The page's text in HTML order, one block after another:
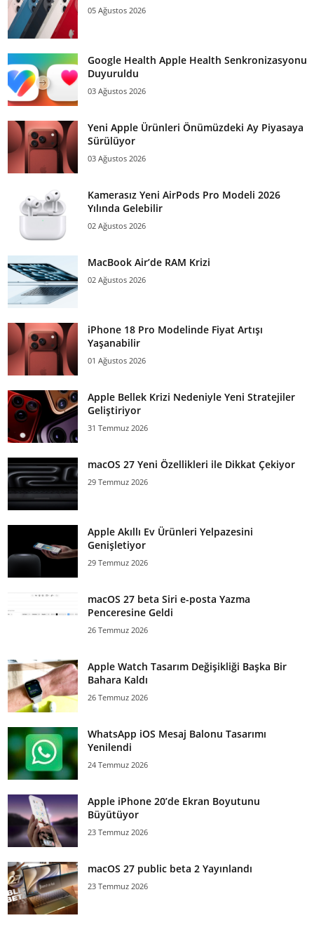
05 Ağustos 2026
Google Health Apple Health Senkronizasyonu
Duyuruldu
03 Ağustos 2026
Yeni Apple Ürünleri Önümüzdeki Ay Piyasaya
Sürülüyor
03 Ağustos 2026
Kamerasız Yeni AirPods Pro Modeli 2026
Yılında Gelebilir
02 Ağustos 2026
MacBook Air’de RAM Krizi
02 Ağustos 2026
iPhone 18 Pro Modelinde Fiyat Artışı
Yaşanabilir
01 Ağustos 2026
Apple Bellek Krizi Nedeniyle Yeni Stratejiler
Geliştiriyor
31 Temmuz 2026
macOS 27 Yeni Özellikleri ile Dikkat Çekiyor
29 Temmuz 2026
Apple Akıllı Ev Ürünleri Yelpazesini
Genişletiyor
29 Temmuz 2026
macOS 27 beta Siri e-posta Yazma
Penceresine Geldi
26 Temmuz 2026
Apple Watch Tasarım Değişikliği Başka Bir
Bahara Kaldı
26 Temmuz 2026
WhatsApp iOS Mesaj Balonu Tasarımı
Yenilendi
24 Temmuz 2026
Apple iPhone 20’de Ekran Boyutunu
Büyütüyor
23 Temmuz 2026
macOS 27 public beta 2 Yayınlandı
23 Temmuz 2026